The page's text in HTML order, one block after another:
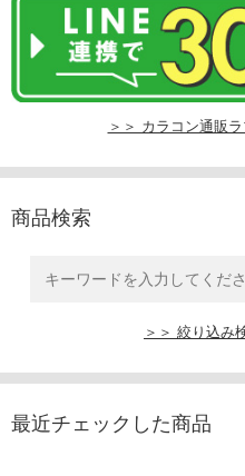
＞＞ カラコン通販
商品検索
＞＞ 絞り込み
最近チェックした商品